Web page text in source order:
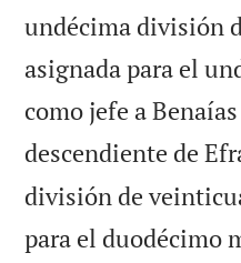
undécima división
asignada para el
como jefe a
descendiente de
división de
para el duodécimo